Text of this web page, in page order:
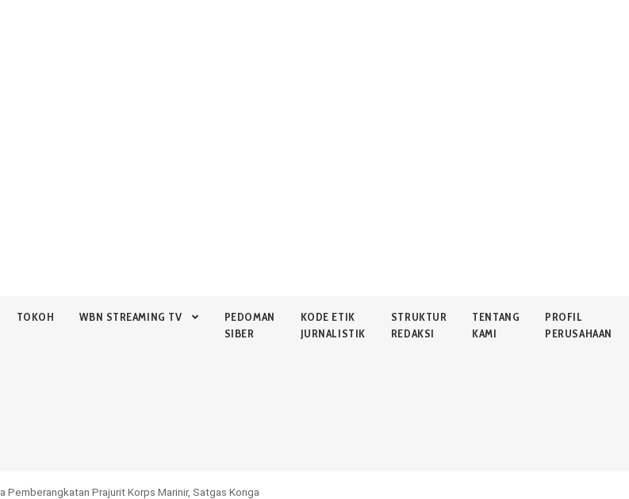
TOKOH WBN STREAMING TV
PEDOMAN
SIBER
KODE ETIK
JURNALISTIK
STRUKTUR
REDAKSI
TENTANG
KAMI
PROFIL
PERUSAHAAN
Pemberangkatan Prajurit Korps Marinir, Satgas Konga